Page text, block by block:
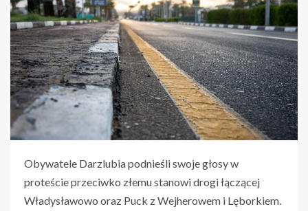
Obywatele Darzlubia podnieśli swoje głosy w
proteście przeciwko złemu stanowi drogi łączącej
Władysławowo oraz Puck z Wejherowem i Lęborkiem.